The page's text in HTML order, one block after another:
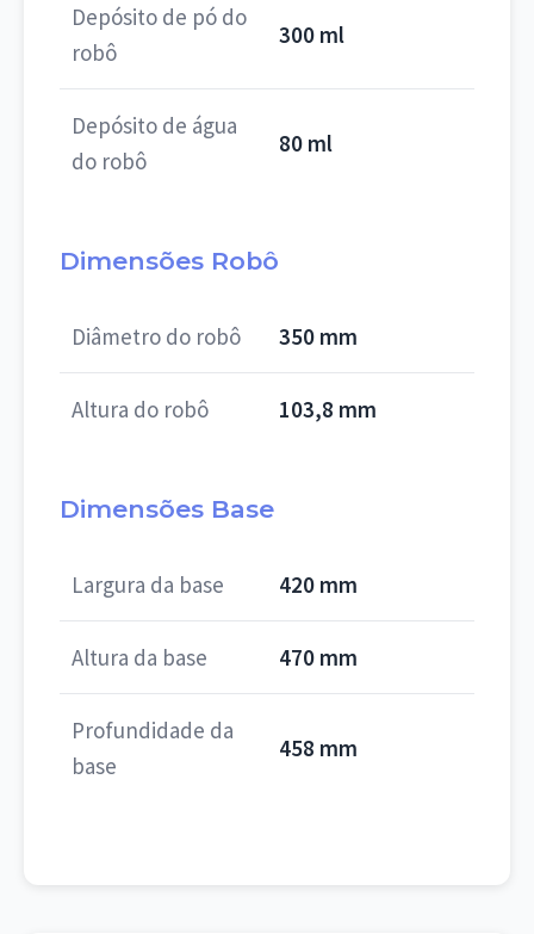
Depósito de pó do
robô
300 ml
Depósito de água
do robô
80 ml
Dimensões Robô
Diâmetro do robô 350 mm
Altura do robô 103,8 mm
Dimensões Base
Largura da base 420 mm
Altura da base 470 mm
Profundidade da
base
458 mm